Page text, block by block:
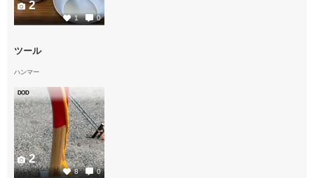
1 0
2
ツール
ハンマー
DOD
8 0
2